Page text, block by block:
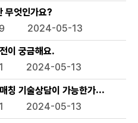
무엇인가요?
2024-05-13
이 궁금해요.
2024-05-13
칭 기술상담이 가능한가요?
2024-05-13